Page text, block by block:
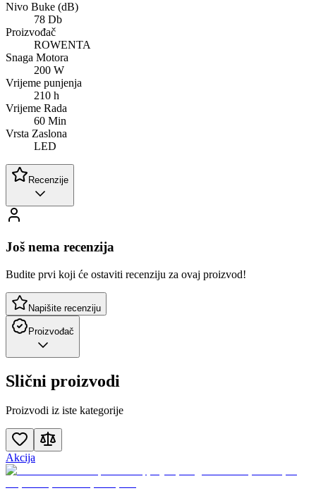
Nivo Buke (dB)
78 Db
Proizvođač
ROWENTA
Snaga Motora
200 W
Vrijeme punjenja
210 h
Vrijeme Rada
60 Min
Vrsta Zaslona
LED
Recenzije
Još nema recenzija
Budite prvi koji će ostaviti recenziju za ovaj proizvod!
Napišite recenziju
Proizvođač
Slični proizvodi
Proizvodi iz iste kategorije
Akcija